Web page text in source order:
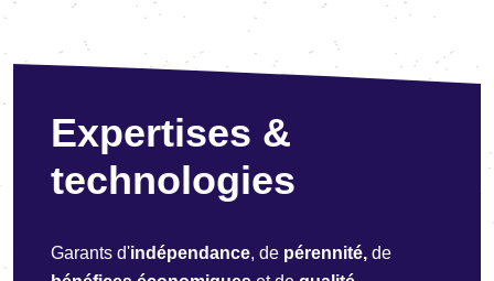
Expertises &
technologies
Garants d'indépendance, de pérennité, de